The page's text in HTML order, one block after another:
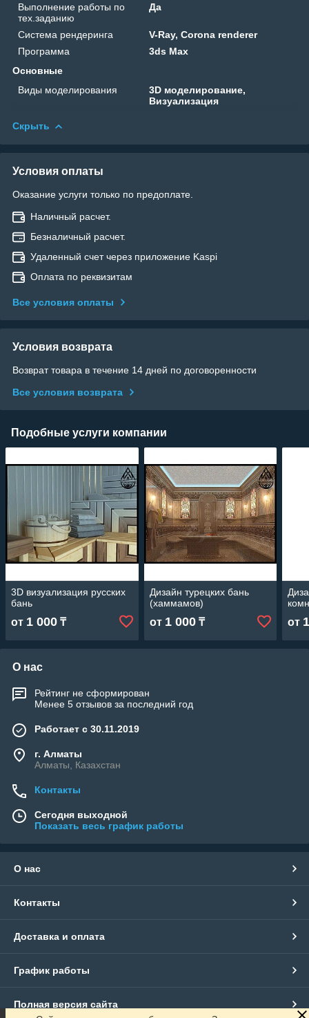
Выполнение работы по
тех.заданию
Да
Система рендеринга
V-Ray, Corona renderer
Программа
3ds Max
Основные
Виды моделирования
3D моделирование,
Визуализация
Скрыть
Условия оплаты
Оказание услуги только по предоплате.
Наличный расчет.
Безналичный расчет.
Удаленный счет через приложение Kaspi
Оплата по реквизитам
Все условия оплаты
Условия возврата
Возврат товара в течение 14 дней по договоренности
Все условия возврата
Подобные услуги компании
3D визуализация русских
бань
от 1 000 ₸
Дизайн турецких бань
(хаммамов)
от 1 000₸ от
О нас
Рейтинг не сформирован
Менее 5 отзывов за последний год
Работает с 30.11.2019
г. Алматы
Алматы, Казахстан
Контакты
Сегодня выходной
Показать весь график работы
О нас
Контакты
Доставка и оплата
График работы
Полная версия сайта